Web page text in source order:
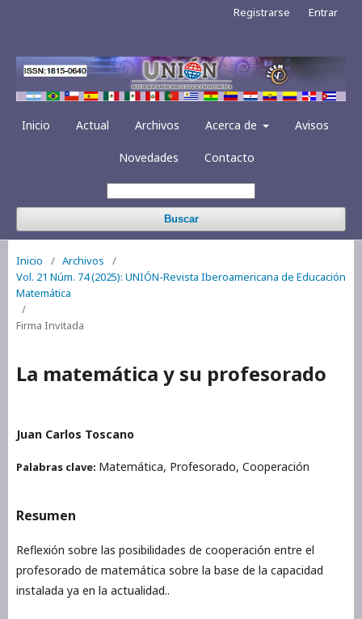
Inicio Actual Archivos Acerca de Avisos
Novedades Contacto
Buscar
Registrarse Entrar
Inicio / Archivos
/
Vol. 21 Núm. 74 (2025): UNIÓN-Revista Iberoamericana de Educación
Matemática
/
Firma Invitada
La matemática y su profesorado
Juan Carlos Toscano
Palabras clave: Matemática, Profesorado, Cooperación
Resumen
Reflexión sobre las posibilidades de cooperación entre el
profesorado de matemática sobre la base de la capacidad
instalada ya en la actualidad..